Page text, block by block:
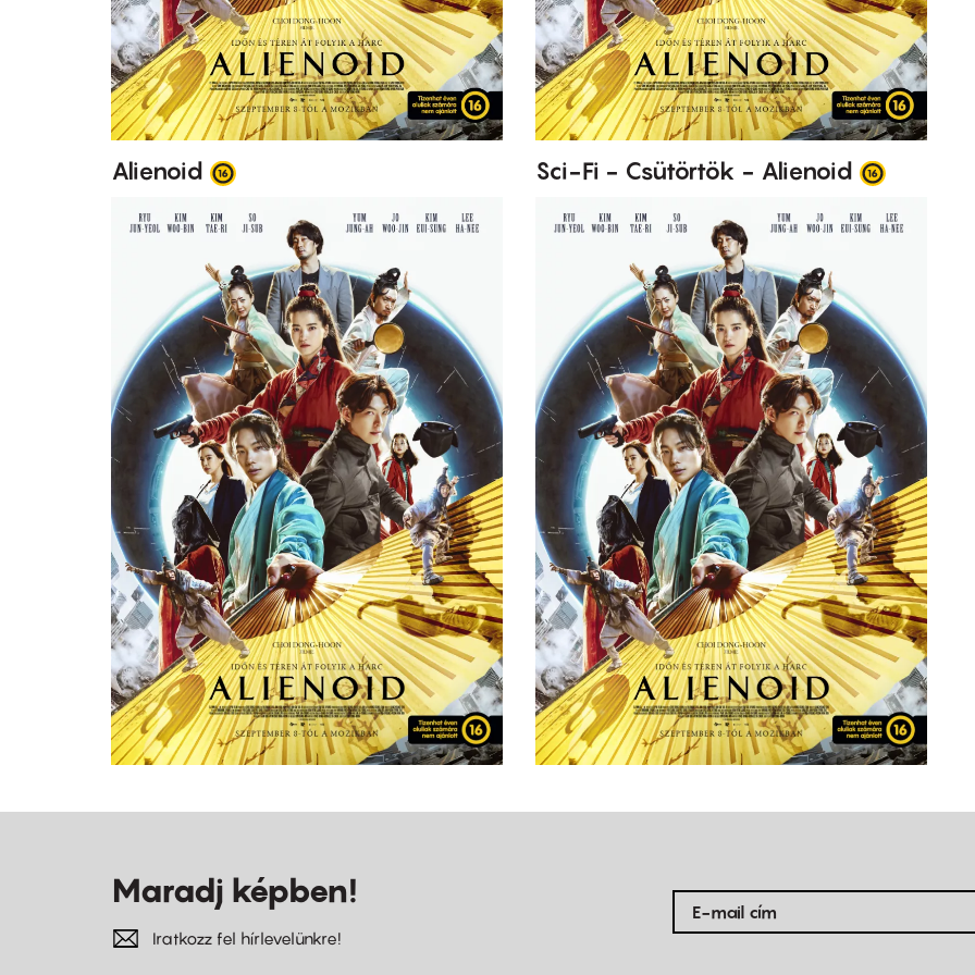
Alienoid Sci-Fi - Csütörtök - Alienoid
Maradj képben!
Iratkozz fel hírlevelünkre!